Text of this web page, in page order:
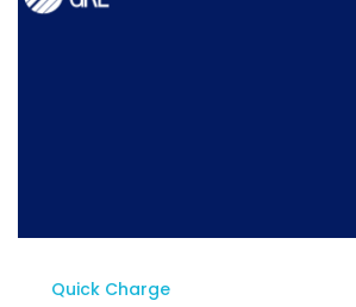
Quick Charge